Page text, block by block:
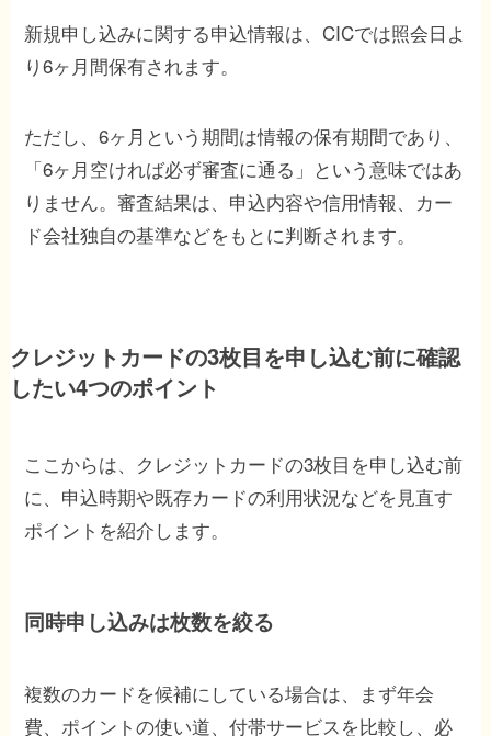
新規申し込みに関する申込情報は、CICでは照会日よ
り6ヶ月間保有されます。
ただし、6ヶ月という期間は情報の保有期間であり、
「6ヶ月空ければ必ず審査に通る」という意味ではあ
りません。審査結果は、申込内容や信用情報、カー
ド会社独自の基準などをもとに判断されます。
クレジットカードの3枚目を申し込む前に確認
したい4つのポイント
ここからは、クレジットカードの3枚目を申し込む前
に、申込時期や既存カードの利用状況などを見直す
ポイントを紹介します。
同時申し込みは枚数を絞る
複数のカードを候補にしている場合は、まず年会
費、ポイントの使い道、付帯サービスを比較し、必